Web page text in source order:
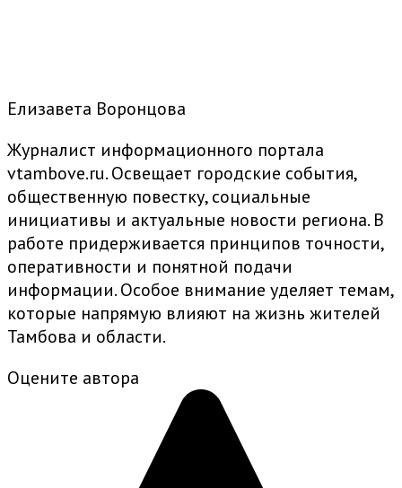
Елизавета Воронцова
Журналист информационного портала
vtambove.ru. Освещает городские события,
общественную повестку, социальные
инициативы и актуальные новости региона. В
работе придерживается принципов точности,
оперативности и понятной подачи
информации. Особое внимание уделяет темам,
которые напрямую влияют на жизнь жителей
Тамбова и области.
Оцените автора